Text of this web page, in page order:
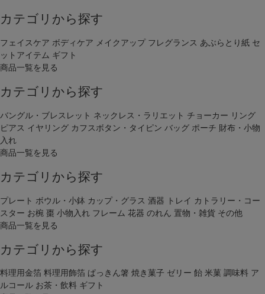
カテゴリから探す
フェイスケア ボディケア メイクアップ フレグランス あぶらとり紙 セ
ットアイテム ギフト
商品一覧を見る
カテゴリから探す
バングル・ブレスレット ネックレス・ラリエット チョーカー リング
ピアス イヤリング カフスボタン・タイピン バッグ ポーチ 財布・小物
入れ
商品一覧を見る
カテゴリから探す
プレート ボウル・小鉢 カップ・グラス 酒器 トレイ カトラリー・コー
スター お椀 棗 小物入れ フレーム 花器 のれん 置物・雑貨 その他
商品一覧を見る
カテゴリから探す
料理用金箔 料理用飾箔 ぱっきん箸 焼き菓子 ゼリー 飴 米菓 調味料 ア
ルコール お茶・飲料 ギフト